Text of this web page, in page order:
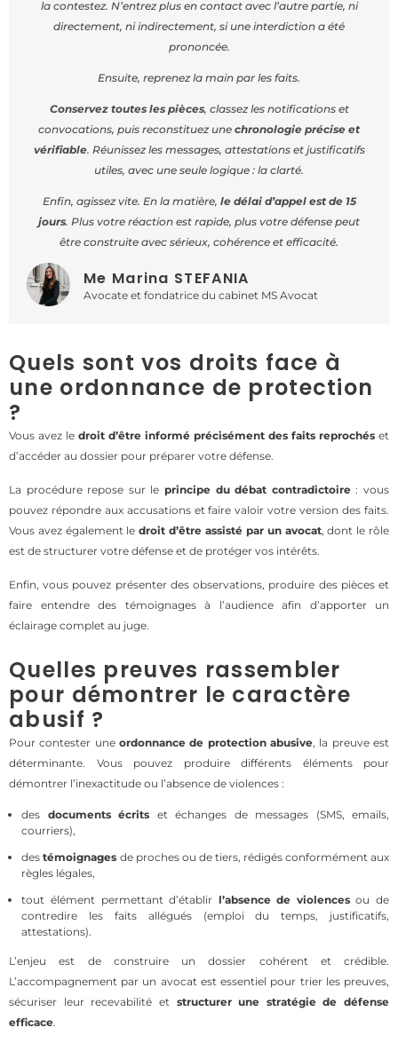
la contestez. N’entrez plus en contact avec l’autre partie, ni
directement, ni indirectement, si une interdiction a été
prononcée.
Ensuite, reprenez la main par les faits.
Conservez toutes les pièces, classez les notifications et
convocations, puis reconstituez une chronologie précise et
vérifiable. Réunissez les messages, attestations et justificatifs
utiles, avec une seule logique : la clarté.
Enfin, agissez vite. En la matière, le délai d’appel est de 15
jours. Plus votre réaction est rapide, plus votre défense peut
être construite avec sérieux, cohérence et efficacité.
Me Marina STEFANIA
Avocate et fondatrice du cabinet MS Avocat
Quels sont vos droits face à
une ordonnance de protection
?
Vous avez le droit d’être informé précisément des faits reprochés et
d’accéder au dossier pour préparer votre défense.
La procédure repose sur le principe du débat contradictoire: vous
pouvez répondre aux accusations et faire valoir votre version des faits.
Vous avez également ledroit d’être assisté par un avocat, dont le rôle
est de structurer votre défense et de protéger vos intérêts.
Enfin, vous pouvez présenter des observations, produire des pièces et
faire entendre des témoignages à l’audience afin d’apporter un
éclairage complet au juge.
Quelles preuves rassembler
pour démontrer le caractère
abusif ?
Pour contester une ordonnance de protection abusive, la preuve est
déterminante. Vous pouvez produire différents éléments pour
démontrer l’inexactitude ou l’absence de violences :
des documents écrits et échanges de messages (SMS, emails,
courriers),
destémoignages de proches ou de tiers, rédigés conformément aux
règles légales,
tout élément permettant d’établir l’absence de violencesou de
contredire les faits allégués (emploi du temps, justificatifs,
attestations).
L’enjeu est de construire un dossier cohérent et crédible.
L’accompagnement par un avocat est essentiel pour trier les preuves,
sécuriser leur recevabilité et structurer une stratégie de défense
efficace.